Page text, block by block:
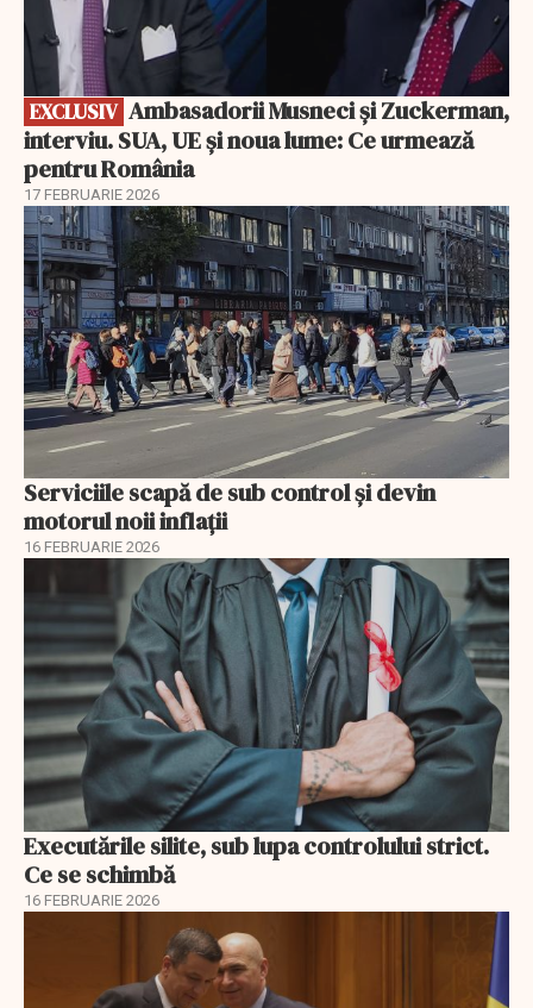
EXCLUSIV
interviu. SUA, UE și noua lume: Ce urmează
pentru România
17 FEBRUARIE 2026
Serviciile scapă de sub control și devin
motorul noii inflații
16 FEBRUARIE 2026
Executările silite, sub lupa controlului strict.
Ce se schimbă
16 FEBRUARIE 2026